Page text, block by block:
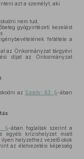
azt a személyt, aki
nem tud,
gyógyintézeti kezelést
feltétele a
az Önkormányzat tárgyévi
díjat az Önkormányzat
az Szoctv. 63. §-ában
§-ában foglaltak szerint a
egyéb krízishelyzet miatt
ilyen helyzethez vezető okok
az életvezetési képesség